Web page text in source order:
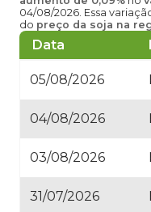
04/08/2026. Essa
do preço da soja na
Data
05/08/2026
04/08/2026
03/08/2026
31/07/2026